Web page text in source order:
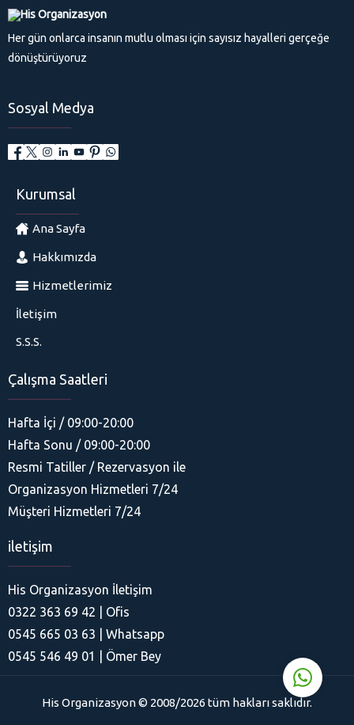
Her gün onlarca insanın mutlu olması için sayısız hayalleri gerçeğe
dönüştürüyoruz
Sosyal Medya
Kurumsal
Ana Sayfa
Hakkımızda
Hizmetlerimiz
İletişim
S.S.S.
Çalışma Saatleri
Hafta İçi / 09:00-20:00
Hafta Sonu / 09:00-20:00
Resmi Tatiller / Rezervasyon ile
Organizasyon Hizmetleri 7/24
Müşteri Hizmetleri 7/24
iletişim
His Organizasyon İletişim
0322 363 69 42 | Ofis
0545 665 03 63 | Whatsapp
0545 546 49 01 | Ömer Bey
His Organizasyon © 2008/2026 tüm hakları saklıdır.
His Organizasyon